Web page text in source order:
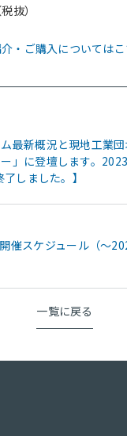
抜）
・ご購入についてはこ
ム最新概況と現地工業
」に登壇します。
しました。】
一覧に戻る
催スケジュール（～